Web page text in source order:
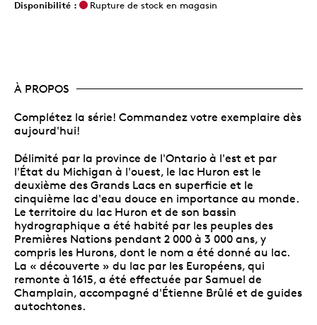
Disponibilité :
Rupture de stock en magasin
À PROPOS
Complétez la série! Commandez votre exemplaire dès
aujourd'hui!
Délimité par la province de l'Ontario à l'est et par
l'État du Michigan à l'ouest, le lac Huron est le
deuxième des Grands Lacs en superficie et le
cinquième lac d'eau douce en importance au monde.
Le territoire du lac Huron et de son bassin
hydrographique a été habité par les peuples des
Premières Nations pendant 2 000 à 3 000 ans, y
compris les Hurons, dont le nom a été donné au lac.
La « découverte » du lac par les Européens, qui
remonte à 1615, a été effectuée par Samuel de
Champlain, accompagné d'Étienne Brûlé et de guides
autochtones.